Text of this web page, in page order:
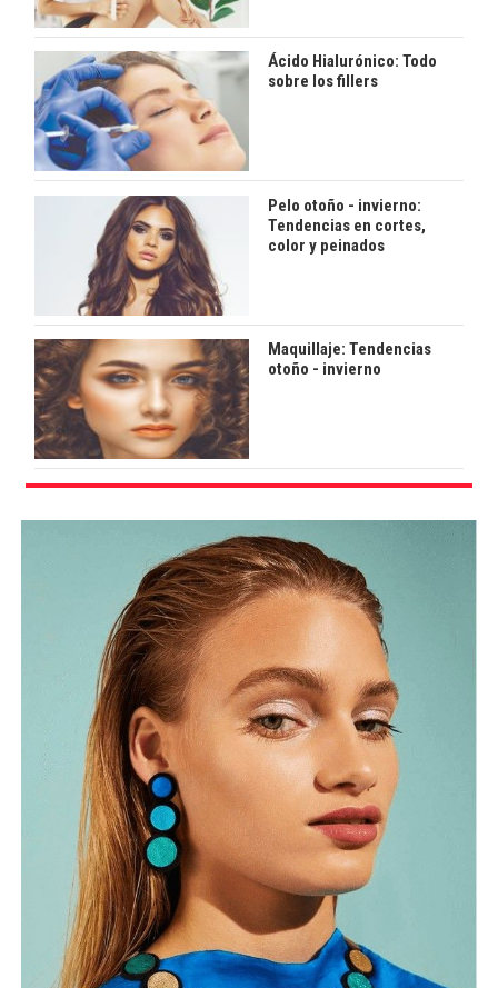
Ácido Hialurónico: Todo
sobre los fillers
Pelo otoño - invierno:
Tendencias en cortes,
color y peinados
Maquillaje: Tendencias
otoño - invierno